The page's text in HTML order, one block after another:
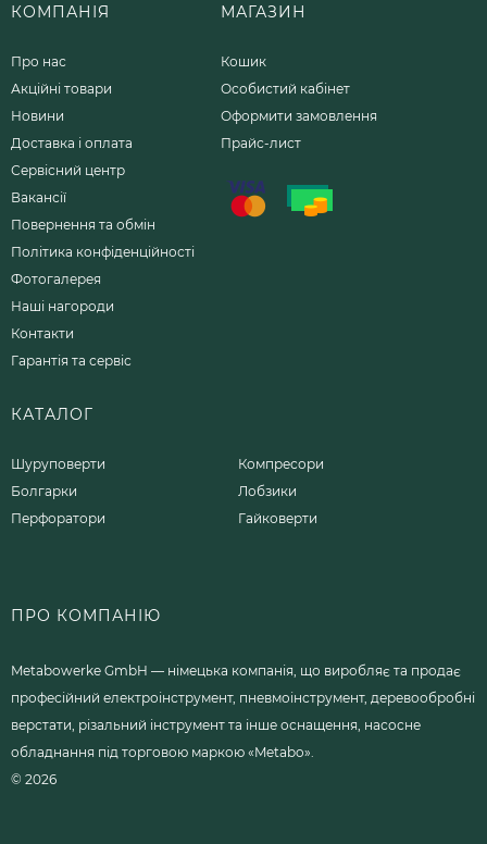
КОМПАНІЯ
Про нас
Акційні товари
Новини
Доставка і оплата
Сервісний центр
Вакансії
Повернення та обмін
Політика конфіденційності
Фотогалерея
Наші нагороди
Контакти
Гарантія та сервіс
МАГАЗИН
Кошик
Особистий кабінет
Оформити замовлення
Прайс-лист
КАТАЛОГ
Шуруповерти
Болгарки
Перфоратори
Компресори
Лобзики
Гайковерти
ПРО КОМПАНІЮ
Metabowerke GmbH — німецька компанія, що виробляє та продає
професійний електроінструмент, пневмоінструмент, деревообробні
верстати, різальний інструмент та інше оснащення, насосне
обладнання під торговою маркою «Metabo».
© 2026